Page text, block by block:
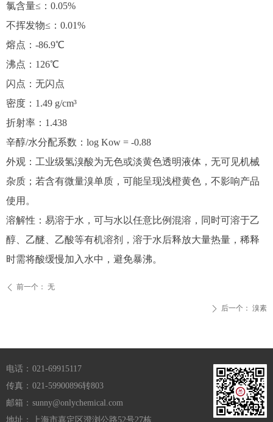
ꄴ 前一个： 无
ꄲ 后一个： 溴素
氯含量≤：0.05%
不挥发物≤：0.01%
熔点：-86.9℃
沸点：126℃
闪点：无闪点
密度：1.49 g/cm³
折射率：1.438
辛醇/水分配系数：log Kow = -0.88
外观：工业级氢溴酸为无色或淡黄色透明液体，无可见机械
杂质；若含有微量溴单质，可能呈现浅橙黄色，不影响产品
使用。
溶解性：易溶于水，可与水以任意比例混溶，同时可溶于乙
醇、乙醚、乙酸等有机溶剂，溶于水后释放大量热量，稀释
时需将酸缓慢加入水中，避免暴沸。
电话： 021-69915117
传真： 021-59900896转803
邮箱： sunny@onlychemical.com
地址：
上海市嘉定区澄浏公路52号27栋